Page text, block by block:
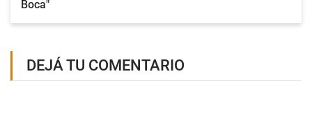
Boca"
DEJÁ TU COMENTARIO